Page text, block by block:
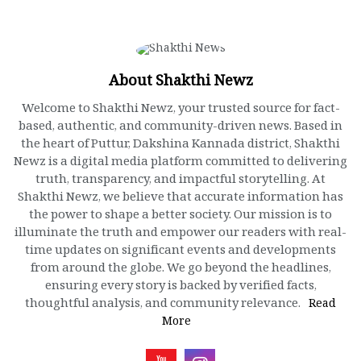
About Shakthi Newz
Welcome to Shakthi Newz, your trusted source for fact-
based, authentic, and community-driven news. Based in
the heart of Puttur, Dakshina Kannada district, Shakthi
Newz is a digital media platform committed to delivering
truth, transparency, and impactful storytelling. At
Shakthi Newz, we believe that accurate information has
the power to shape a better society. Our mission is to
illuminate the truth and empower our readers with real-
time updates on significant events and developments
from around the globe. We go beyond the headlines,
ensuring every story is backed by verified facts,
thoughtful analysis, and community relevance. Read
More